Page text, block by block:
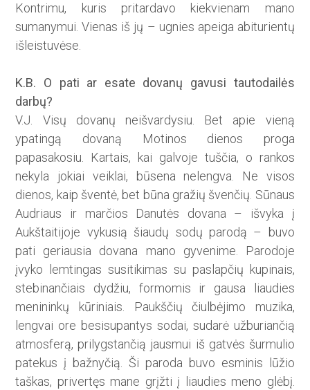
Kontrimu, kuris pritardavo kiekvie­nam mano
sumanymui. Vienas iš jų – ugnies apeiga abiturientų
išleistuvėse.
K.B. O pati ar esate dovanų gavusi tautodailės
darbų?
V.J. Visų dovanų neišvardysiu. Bet apie vieną
ypatingą dovaną Motinos dienos proga
papasakosiu. Kartais, kai galvoje tuščia, o rankos
nekyla jokiai veiklai, būsena nelengva. Ne visos
dienos, kaip šventė, bet būna gražių švenčių. Sūnaus
Audriaus ir marčios Danutės dovana – išvyka į
Aukštaitijoje vykusią šiaudų sodų parodą – buvo
pati geriausia dovana mano gyvenime. Parodoje
įvyko lemtingas susitikimas su paslapčių kupinais,
stebinančiais dydžiu, formomis ir gausa liaudies
menininkų kūriniais. Paukščių čiulbėjimo muzika,
lengvai ore besisupantys sodai, sudarė užburiančią
atmosferą, prilygstančią jausmui iš gatvės šurmulio
patekus į bažnyčią. Ši paroda buvo esminis lūžio
taškas, privertęs mane grįžti į liaudies meno glėbį.